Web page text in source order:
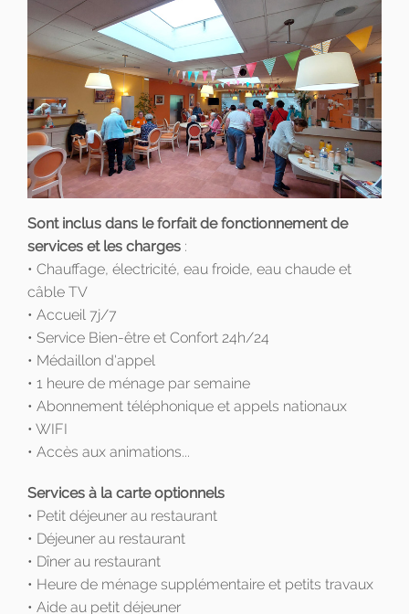
Sont inclus dans le forfait de fonctionnement de
services et les charges :
• Chauffage, électricité, eau froide, eau chaude et
câble TV
• Accueil 7j/7
• Service Bien-être et Confort 24h/24
• Médaillon d'appel
• 1 heure de ménage par semaine
• Abonnement téléphonique et appels nationaux
• WIFI
• Accès aux animations...
Services à la carte optionnels
• Petit déjeuner au restaurant
• Déjeuner au restaurant
• Dîner au restaurant
• Heure de ménage supplémentaire et petits travaux
• Aide au petit déjeuner